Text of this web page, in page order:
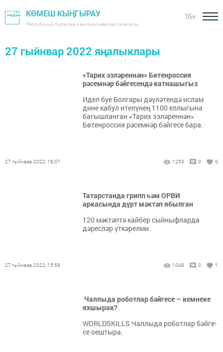
КӨМЕШ КЫҢГЫРАУ
Республика балалар һәм яшүсмерләр газетасы
16+
27 гыйнвар 2022 яңалыклары
«Тарих эзләреннән» Бөтенроссия
рәсемнәр бәйгесендә катнашыгыз
Идел буе Болгары дәүләтендә ислам
дине кабул ителүнең 1100 еллыгына
багышланган «Тарих эзләреннән»
Бөтенроссия рәсемнәр бәйгесе бара.
27 гыйнвар 2022, 18:07 1253 0 0
Татарстанда грипп һәм ОРВИ
аркасында дүрт мәктәп ябылган
120 мәктәптә кайбер сыйныфларда
дәресләр үткәрелми.
27 гыйнвар 2022, 15:58 1048 0 1
Чал­лы­да ро­бот­лар бәй­ге­се – кем­не­ке
ях­шы­рак?
WORLDSKILLS Чал­лы­да ро­бот­лар бәй­ге­
се оеш­ты­ра.